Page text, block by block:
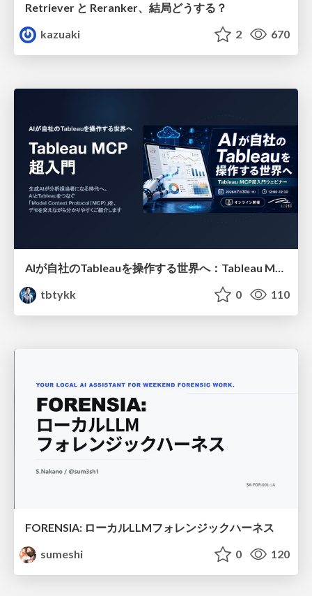
Retriever と Reranker、結局どうする？
kazuaki
2 670
tbtykk
0 110
FORENSIA: ローカルLLMフォレンジックハーネス
sumeshi
0 120